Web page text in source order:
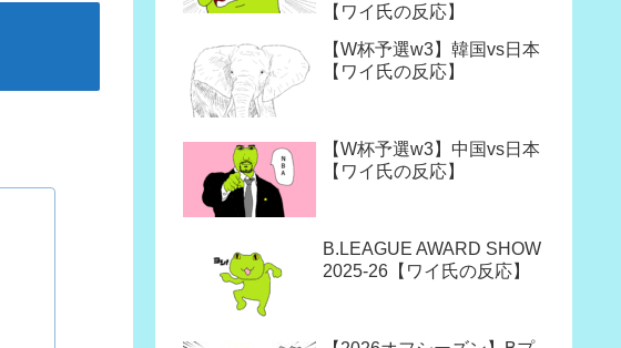
【ワイ氏の反応】
【W杯予選w3】韓国vs日本
【ワイ氏の反応】
【W杯予選w3】中国vs日本
【ワイ氏の反応】
B.LEAGUE AWARD SHOW
2025-26【ワイ氏の反応】